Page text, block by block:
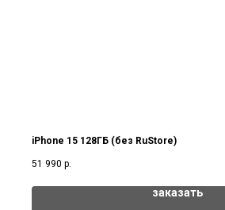
iPhone 15 128ГБ (без RuStore)
51 990 р.
заказать